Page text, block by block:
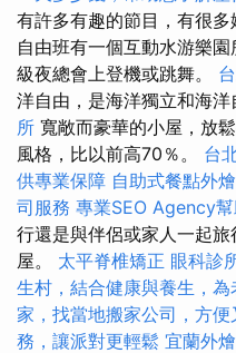
有許多有趣的節目，有很多
自由班有一個互動水游樂
級夜總會上登機或跳舞。
洋自由，是海洋獨立和海洋
所 寬敞而豪華的小屋，放
風格，比以前高70％。 台
供專業保障 自助式餐點外
司服務 專業SEO Agency
行還是與伴侶或家人一起
屋。 太平脊椎矯正 眼科診
生村，結合健康與養生，
家，找當地搬家公司，方便
務，讓派對更輕鬆 宜蘭外